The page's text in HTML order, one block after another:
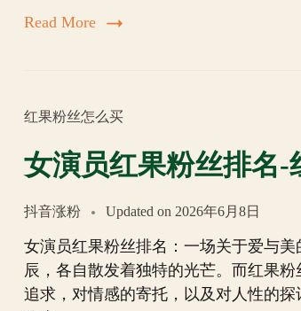
Read More
红果粉丝怎么买
女演员红果粉丝排名-
抖音涨粉 Updated on 2026年6月8日
女演员红果粉丝排名：一场关于爱与
辰，各自散发着独特的光芒。而红果
追求，对情感的寄托，以及对人性的